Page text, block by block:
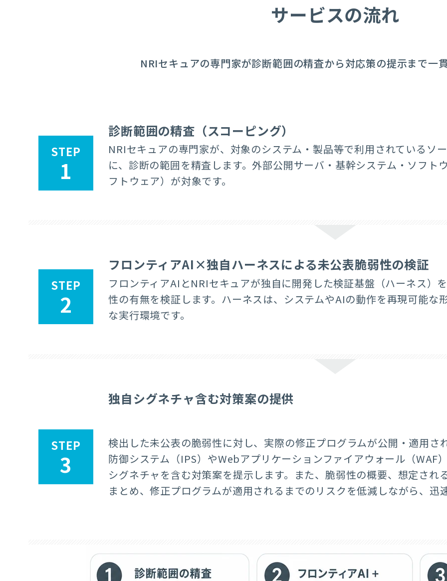
サービスの流れ
NRIセキュアの専門家が診断範囲の精査から対応策の提示まで一貫
STEP
1
診断範囲の精査（スコーピング）
NRIセキュアの専門家が、対象のシステム・製品等で利用されているソ
に、診断の範囲を精査します。外部公開サーバ・基幹システム・ソフト
フトウェア）が対象です。
STEP
2
フロンティアAI×独自ハーネスによる未公表脆弱性の検証
フロンティアAIとNRIセキュアが独自に開発した検証基盤（ハーネス）
性の有無を検証します。ハーネスは、システムやAIの動作を再現可能な
な実行環境です。
STEP
3
独自シグネチャ含む対策案の提供
検出した未公表の脆弱性に対し、実際の修正プログラムが公開・適用さ
防御システム（IPS）やWebアプリケーションファイアウォール（WAF
シグネチャを含む対策案を提示します。また、脆弱性の概要、想定され
まとめ、修正プログラムが適用されるまでのリスクを低減しながら、迅